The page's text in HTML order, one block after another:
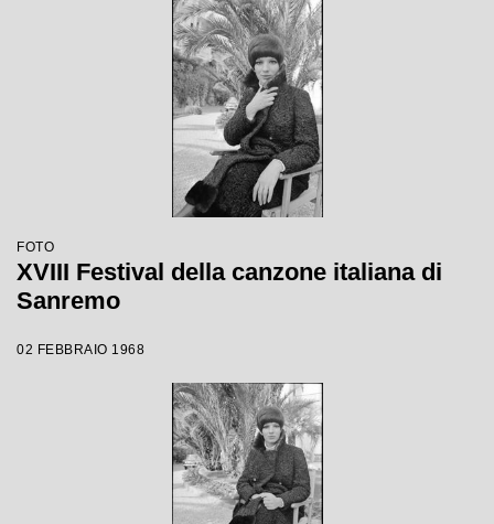
FOTO
XVIII Festival della canzone italiana di
Sanremo
02 FEBBRAIO 1968